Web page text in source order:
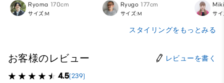
Ryoma 170cm
サイズ:M
Ryugo 177cm
サイズ:M サ
スタイリングをもっとみる
お客様のレビュー レビューを書く
4.5(239)